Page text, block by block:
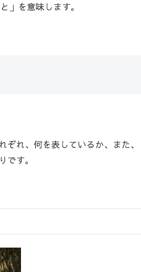
」を意味します。
れ、何を表しているか、また、
す。